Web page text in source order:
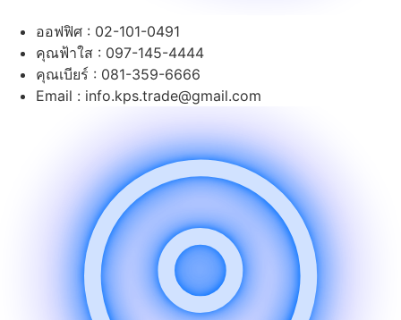
ออฟฟิศ : 02-101-0491
คุณฟ้าใส : 097-145-4444
คุณเบียร์ : 081-359-6666
Email : info.kps.trade@gmail.com